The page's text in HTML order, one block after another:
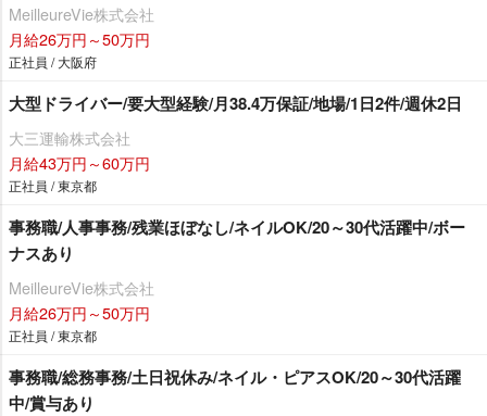
MeilleureVie株式会社
月給26万円～50万円
正社員 / 大阪府
大型ドライバー/要大型経験/月38.4万保証/地場/1日2件/週休2日
大三運輸株式会社
月給43万円～60万円
正社員 / 東京都
事務職/人事事務/残業ほぼなし/ネイルOK/20～30代活躍中/ボー
ナスあり
MeilleureVie株式会社
月給26万円～50万円
正社員 / 東京都
事務職/総務事務/土日祝休み/ネイル・ピアスOK/20～30代活躍
中/賞与あり